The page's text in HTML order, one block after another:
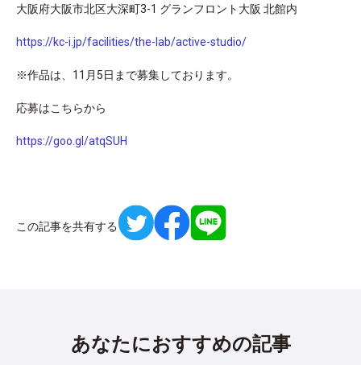
大阪府大阪市北区大深町3-1 グランフロント大阪 北館内
https://kc-i.jp/facilities/the-lab/active-studio/
※作品は、11月5日まで募集しております。
応募はこちらから
https://goo.gl/atqSUH
この記事を共有する
あなたにおすすめの記事